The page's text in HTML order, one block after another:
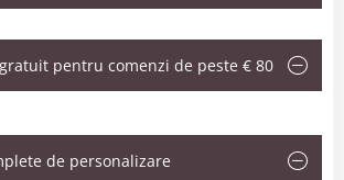
pentru comenzi de peste € 80
de personalizare